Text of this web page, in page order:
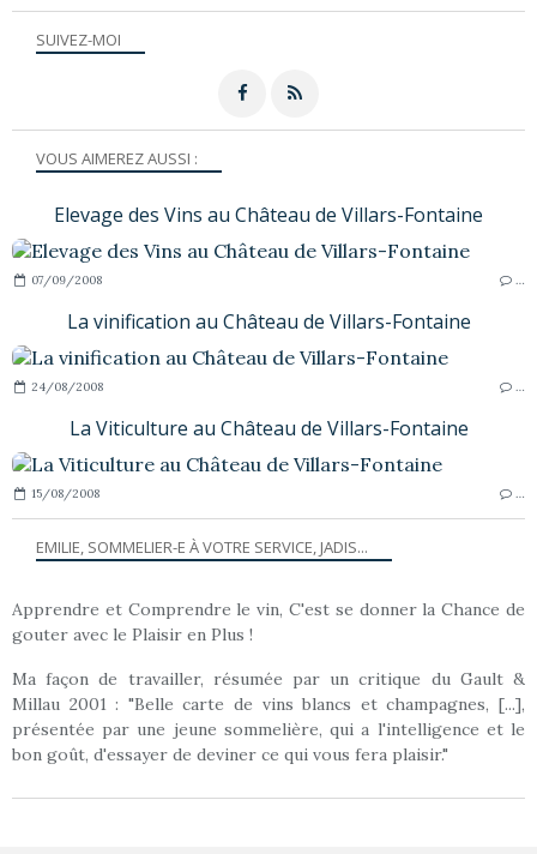
SUIVEZ-MOI
VOUS AIMEREZ AUSSI :
Elevage des Vins au Château de Villars-Fontaine
07/09/2008
La vinification au Château de Villars-Fontaine
24/08/2008
La Viticulture au Château de Villars-Fontaine
15/08/2008
EMILIE, SOMMELIER-E À VOTRE SERVICE, JADIS...
Apprendre et Comprendre le vin, C'est se donner la Chance de
gouter avec le Plaisir en Plus !
Ma façon de travailler, résumée par un critique du Gault &
Millau 2001 : "Belle carte de vins blancs et champagnes, [...],
présentée par une jeune sommelière, qui a l'intelligence et le
bon goût, d'essayer de deviner ce qui vous fera plaisir."